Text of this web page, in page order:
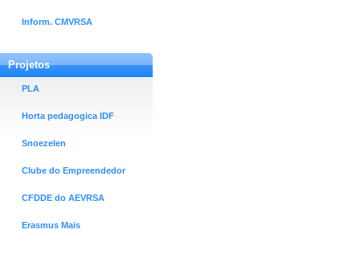
Inform. CMVRSA
Projetos
PLA
Horta pedagogica IDF
Snoezelen
Clube do Empreendedor
CFDDE do AEVRSA
Erasmus Mais